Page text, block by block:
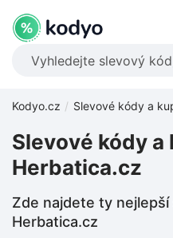
Kodyo.cz Slevové kódy a
Slevové kódy a
Herbatica.cz
Zde najdete ty
Herbatica.cz